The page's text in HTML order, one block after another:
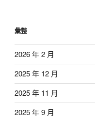
彙整
2026 年 2 月
2025 年 12 月
2025 年 11 月
2025 年 9 月